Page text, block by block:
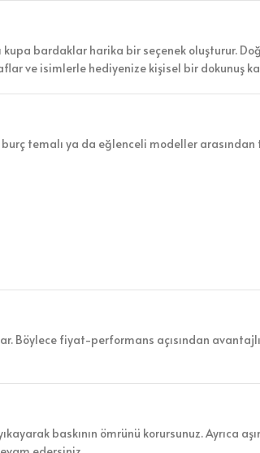
bardaklar harika bir seçenek oluşturur.
ve isimlerle hediyenize kişisel bir dokunuş
temalı ya da eğlenceli modeller arasından
fiyat-performans açısından
baskının ömrünü korursunuz. Ayrıca